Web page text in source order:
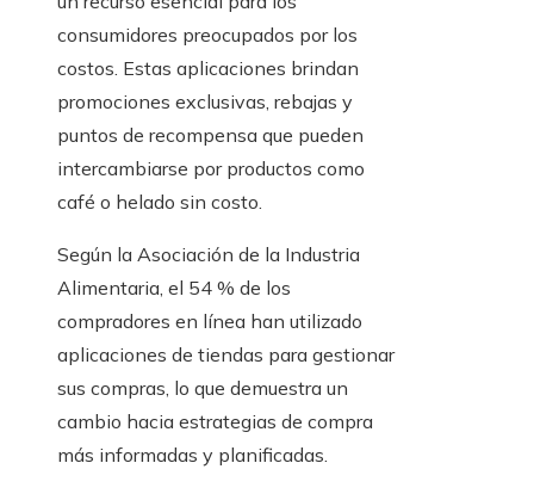
consumidores preocupados por los
costos. Estas aplicaciones brindan
promociones exclusivas, rebajas y
puntos de recompensa que pueden
intercambiarse por productos como
café o helado sin costo.
Según la Asociación de la Industria
Alimentaria, el 54 % de los
compradores en línea han utilizado
aplicaciones de tiendas para gestionar
sus compras, lo que demuestra un
cambio hacia estrategias de compra
más informadas y planificadas.